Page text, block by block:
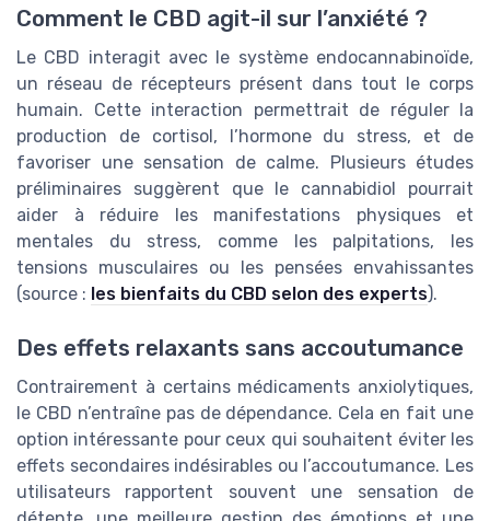
Comment le CBD agit-il sur l’anxiété ?
Le CBD interagit avec le système endocannabinoïde,
un réseau de récepteurs présent dans tout le corps
humain. Cette interaction permettrait de réguler la
production de cortisol, l’hormone du stress, et de
favoriser une sensation de calme. Plusieurs études
préliminaires suggèrent que le cannabidiol pourrait
aider à réduire les manifestations physiques et
mentales du stress, comme les palpitations, les
tensions musculaires ou les pensées envahissantes
(source : les bienfaits du CBD selon des experts).
Des effets relaxants sans accoutumance
Contrairement à certains médicaments anxiolytiques,
le CBD n’entraîne pas de dépendance. Cela en fait une
option intéressante pour ceux qui souhaitent éviter les
effets secondaires indésirables ou l’accoutumance. Les
utilisateurs rapportent souvent une sensation de